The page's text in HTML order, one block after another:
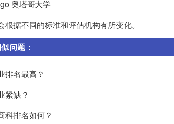
奥塔哥大学
根据不同的标准和评估机构有所变化。
问题：
排名最高？
紧缺？
科排名如何？